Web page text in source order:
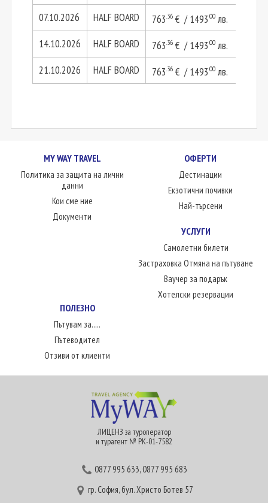
07.10.2026 HALF BOARD 763.36€ / 1493.00лв.
14.10.2026 HALF BOARD 763.36€ / 1493.00лв.
21.10.2026 HALF BOARD 763.36€ / 1493.00лв.
MY WAY TRAVEL
Политика за защита на лични
данни
Кои сме ние
Документи
ОФЕРТИ
Дестинации
Екзотични почивки
Най-търсени
УСЛУГИ
Самолетни билети
Застраховка Отмяна на пътуване
Ваучер за подарък
Хотелски резервации
ПОЛЕЗНО
Пътувам за.....
Пътеводител
Отзиви от клиенти
ЛИЦЕНЗ за туроператор
и турагент № РК-01-7582
0877 995 633,0877 995 683
гр. София, бул. Христо Ботев 57